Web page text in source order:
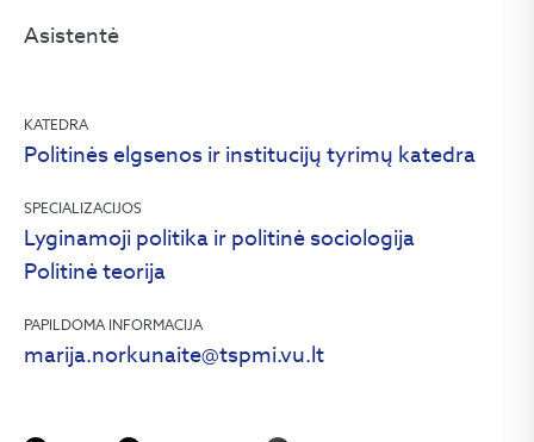
Asistentė
KATEDRA
Politinės elgsenos ir institucijų tyrimų katedra
SPECIALIZACIJOS
Lyginamoji politika ir politinė sociologija
Politinė teorija
PAPILDOMA INFORMACIJA
marija.norkunaite@tspmi.vu.lt